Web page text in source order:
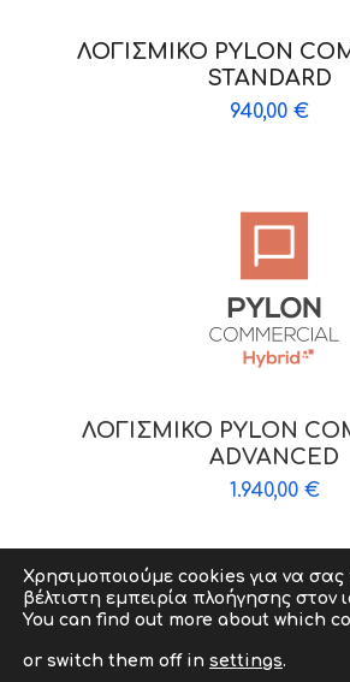
ΛΟΓΙΣΜΙΚΟ PYLON
STANDARD
940,00 €
ΛΟΓΙΣΜΙΚΟ PYLON
ADVANCED
1.940,00 €
Copyright © 2009-2026 abcit.gr. All
Powered by abcit Developed
Χρησιμοποιούμε cookies για να
βέλτιστη εμπειρία πλοήγησης στον
You can find out more about which
or switch them off in settings.